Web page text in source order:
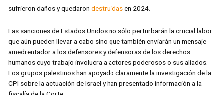
sufrieron daños y quedarondestruidasen 2024.
Las sanciones de Estados Unidos no sólo perturbarán la crucial labor
que aún pueden llevar a cabo sino que también enviarán un mensaje
amedrentador a los defensores y defensoras de los derechos
humanos cuyo trabajo involucra a actores poderosos o sus aliados.
Los grupos palestinos han apoyado claramente la investigación de la
CPI sobre la actuación de Israel y han presentado información a la
fiscalía de la Corte.